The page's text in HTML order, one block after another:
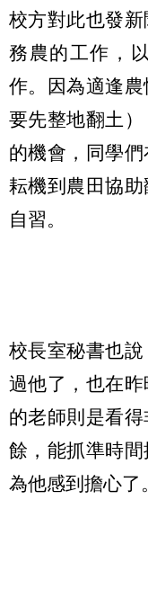
校方對此也發
務農的工作，
作。因為適逢
要先整地翻土
的機會，同學
耘機到農田協
自習。
校長室秘書也
過他了，也在
的老師則是看
餘，能抓準時
為他感到擔心了